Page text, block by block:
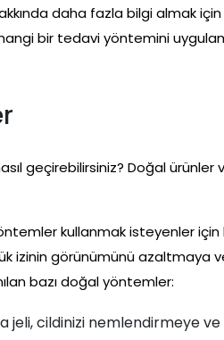
daha fazla bilgi almak için
bir tedavi yöntemini
geçirebilirsiniz? Doğal ürünler
kullanmak isteyenler
izinin görünümünü azaltmaya
bazı doğal yöntemler:
jeli, cildinizi nemlendirmeye